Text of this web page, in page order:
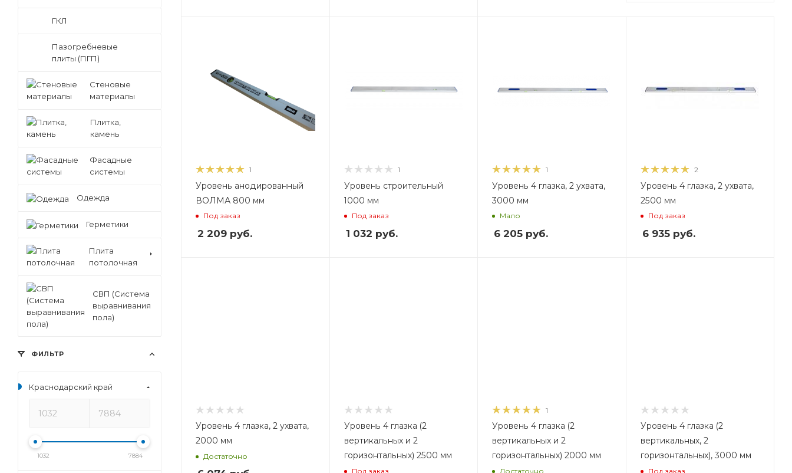
1,35
1
Уровень анодированный
ВОЛМА 800 мм
Под заказ
2 209 руб.
1
Уровень строительный
1000 мм
Под заказ
1 032 руб.
1
Уровень 4 глазка, 2 ухвата,
3000 мм
Мало
6 205 руб.
2
Уровень 4 глазка, 2 ухвата,
2500 мм
Под заказ
6 935руб.
Уровень 4 глазка, 2 ухвата,
2000 мм
Достаточно
Уровень 4 глазка (2
вертикальных и 2
горизонтальных) 2500 мм
Под заказ
1
Уровень 4 глазка (2
вертикальных и 2
горизонтальных) 2000 мм
Достаточно
Уровень 4 глазка (2
вертикальных, 2
горизонтальных), 3000 мм
Под заказ
ГКЛ
Пазогребневые
плиты (ПГП)
Стеновые
материалы
Плитка,
камень
Фасадные
системы
Одежда
Герметики
Плита
потолочная
СВП (Система
выравнивания
пола)
ФИЛЬТР
Краснодарский край
1032 7884